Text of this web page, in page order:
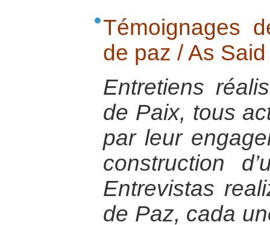
Témoignages
de paz / As
Entretiens
de Paix, tous
par leur
construction
Entrevistas
de Paz, cada